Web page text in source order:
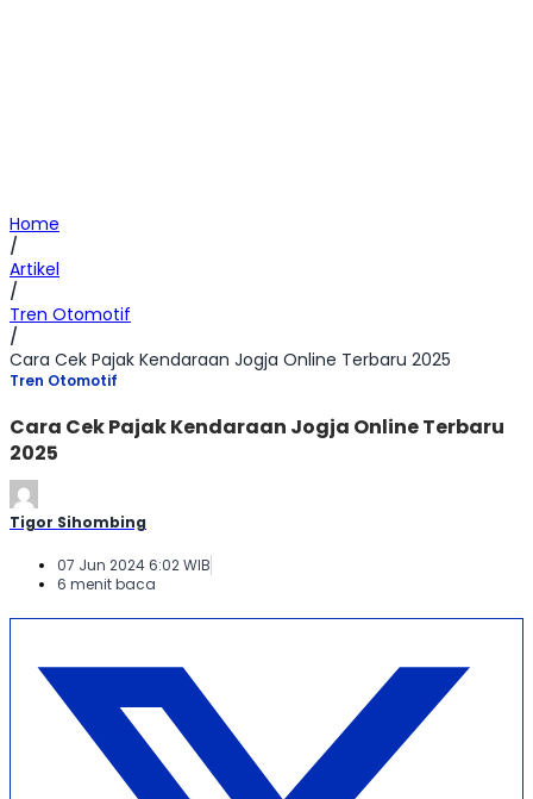
Home
/
Artikel
/
Tren Otomotif
/
Cara Cek Pajak Kendaraan Jogja Online Terbaru 2025
Tren Otomotif
Cara Cek Pajak Kendaraan Jogja Online Terbaru
2025
Tigor Sihombing
07 Jun 2024 6:02 WIB
6 menit baca